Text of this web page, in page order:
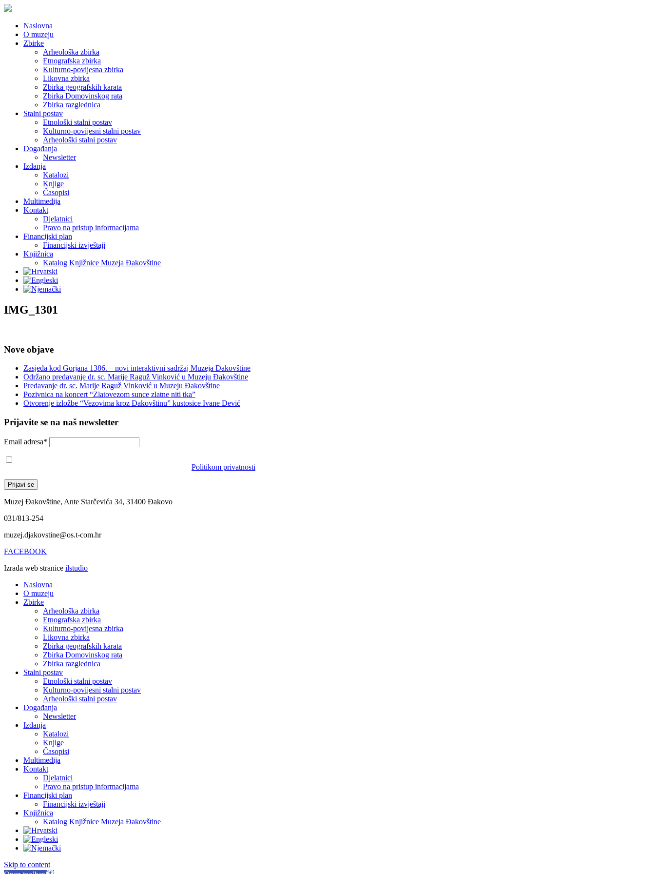
Naslovna
O muzeju
Zbirke
Arheološka zbirka
Etnografska zbirka
Kulturno-povijesna zbirka
Likovna zbirka
Zbirka geografskih karata
Zbirka Domovinskog rata
Zbirka razglednica
Stalni postav
Etnološki stalni postav
Kulturno-povijesni stalni postav
Arheološki stalni postav
Događanja
Newsletter
Izdanja
Katalozi
Knjige
Časopisi
Multimedija
Kontakt
Djelatnici
Pravo na pristup informacijama
Financijski plan
Financijski izvještaji
Knjižnica
Katalog Knjižnice Muzeja Đakovštine
IMG_1301
Nove objave
Zasjeda kod Gorjana 1386. – novi interaktivni sadržaj Muzeja Đakovštine
Održano predavanje dr. sc. Marije Raguž Vinković u Muzeju Đakovštine
Predavanje dr. sc. Marije Raguž Vinković u Muzeju Đakovštine
Pozivnica na koncert “Zlatovezom sunce zlatne niti tka”
Otvorenje izložbe “Vezovima kroz Đakovštinu” kustosice Ivane Dević
Prijavite se na naš newsletter
Email adresa*
Politikom privatnosti
Muzej Đakovštine, Ante Starčevića 34, 31400 Đakovo
031/813-254
muzej.djakovstine@os.t-com.hr
FACEBOOK
Izrada web stranice ilstudio
Naslovna
O muzeju
Zbirke
Arheološka zbirka
Etnografska zbirka
Kulturno-povijesna zbirka
Likovna zbirka
Zbirka geografskih karata
Zbirka Domovinskog rata
Zbirka razglednica
Stalni postav
Etnološki stalni postav
Kulturno-povijesni stalni postav
Arheološki stalni postav
Događanja
Newsletter
Izdanja
Katalozi
Knjige
Časopisi
Multimedija
Kontakt
Djelatnici
Pravo na pristup informacijama
Financijski plan
Financijski izvještaji
Knjižnica
Katalog Knjižnice Muzeja Đakovštine
Skip to content